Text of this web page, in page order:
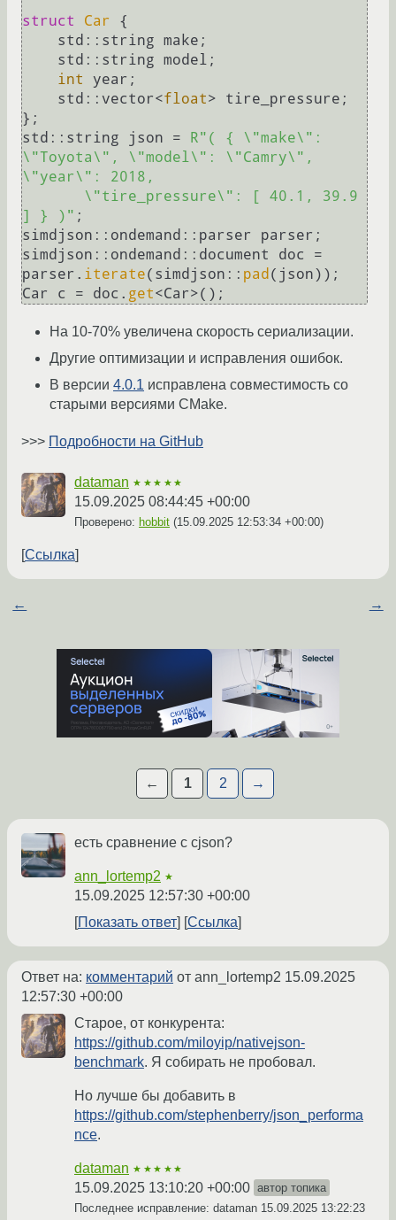
struct Car {
int
year;
    std::vector<
float> tire_pressure;
};
std::string json =
R"( { \"make\":
\"Toyota\", \"model\": \"Camry\",
\"year\": 2018,
] } )" ;
simdjson::ondemand::parser parser;
simdjson::ondemand::document doc =
parser. iterate(simdjson:: pad (json));
Car c = doc. get
На 10-70% увеличена скорость сериализации.
Другие оптимизации и исправления ошибок.
В версии 4.0.1 исправлена совместимость со
старыми версиями CMake.
>>> Подробности на GitHub
dataman ★★★★★
15.09.2025 08:44:45 +00:00
Проверено: hobbit (15.09.2025 12:53:34 +00:00)
Ссылка
← →
← 1 2 →
есть сравнение с cjson?
ann_lortemp2 ★
15.09.2025 12:57:30 +00:00
Показать ответ
Ссылка
Ответ на: комментарий от ann_lortemp2 15.09.2025
12:57:30 +00:00
Старое, от конкурента:
https://github.com/miloyip/nativejson-
benchmark. Я собирать не пробовал.
Но лучше бы добавить в
https://github.com/stephenberry/json_performa
nce.
dataman ★★★★★
15.09.2025 13:10:20 +00:00 автор топика
Последнее исправление: dataman 15.09.2025 13:22:23